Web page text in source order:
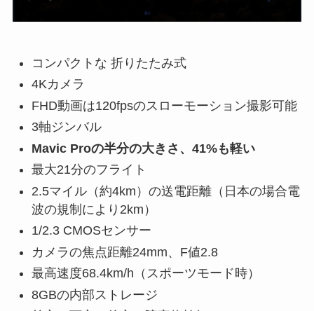
コンパクトな 折りたたみ式
4Kカメラ
FHD動画は120fpsのスローモーション撮影可能
3軸ジンバル
Mavic Proの半分の大きさ、41%も軽い
最大21分のフライト
2.5マイル（約4km）の送電距離（日本の場合電
波の規制により2km）
1/2.3 CMOSセンサー
カメラの焦点距離24mm、F値2.8
最高速度68.4km/h（スポーツモード時）
8GBの内部ストレージ